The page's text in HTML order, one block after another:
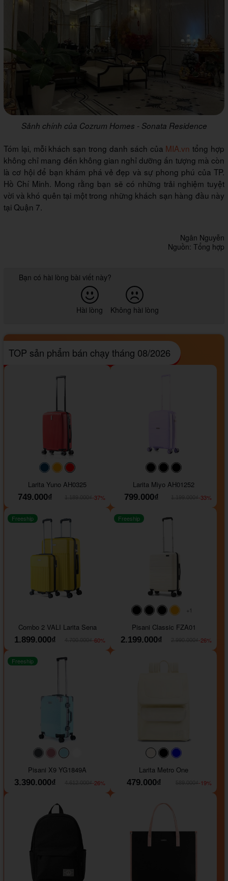
Sảnh chính của Cozrum Homes - Sonata Residence
Tóm lại, mỗi khách sạn trong danh sách của MIA.vn tổng hợp
không chỉ mang đến không gian nghỉ dưỡng ấn tượng mà còn
là cơ hội để bạn khám phá vẻ đẹp và sự phong phú của TP.
Hồ Chí Minh. Mong rằng bạn sẽ có những trải nghiệm tuyệt
vời và khó quên tại một trong những khách sạn hàng đầu này
tại Quận 7.
Ngân Nguyễn
Nguồn: Tổng hợp
Bạn có hài lòng bài viết này?
Hài lòng Không hài lòng
TOP sản phẩm bán chạy tháng 08/2026
#093f69#ffa500
Larita Yuno AH0325
749.000₫
-37%
#000000#000000
Larita Miyo AH01252
799.000₫
-33%
Freeship
Combo 2 VALI Larita Sena
1.899.000₫
-60%
#000000#000000
#000000
#ffa500
+1
Freeship
Pisani Classic FZA01
2.199.000₫
-26%
#40454a#b76e79
#9ad8e7
Freeship
Pisani X9 YG1849A
3.390.000₫
-26%
#faf0e6#000000
Larita Metro One
479.000₫
-19%